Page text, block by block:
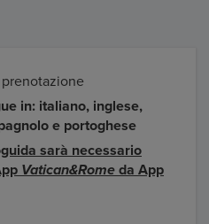
in: italiano, inglese,
e portoghese
sarà necessario
Vatican&Rome da App